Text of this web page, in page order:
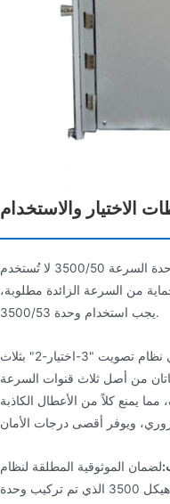
الاختيار والاستخدام
لاحظ أن وحدة السرعة 3500/50 لا تُستخدم
من السرعة الزائدة مطلوبة،
يجب استخدام وحدة 3500/53.
التوصية الرسمية هي نظام تصويت "3-اختيار-2" بثلاث
من أصل ثلاث قنوات السرعة
يمنع كلاً من الأعطال الكاذبة
لضمان الموثوقية المطلقة لنظام
الحماية من السرعة الزائدة، يجب أن يكون هيكل 3500 الذي تم تركيب وحدة